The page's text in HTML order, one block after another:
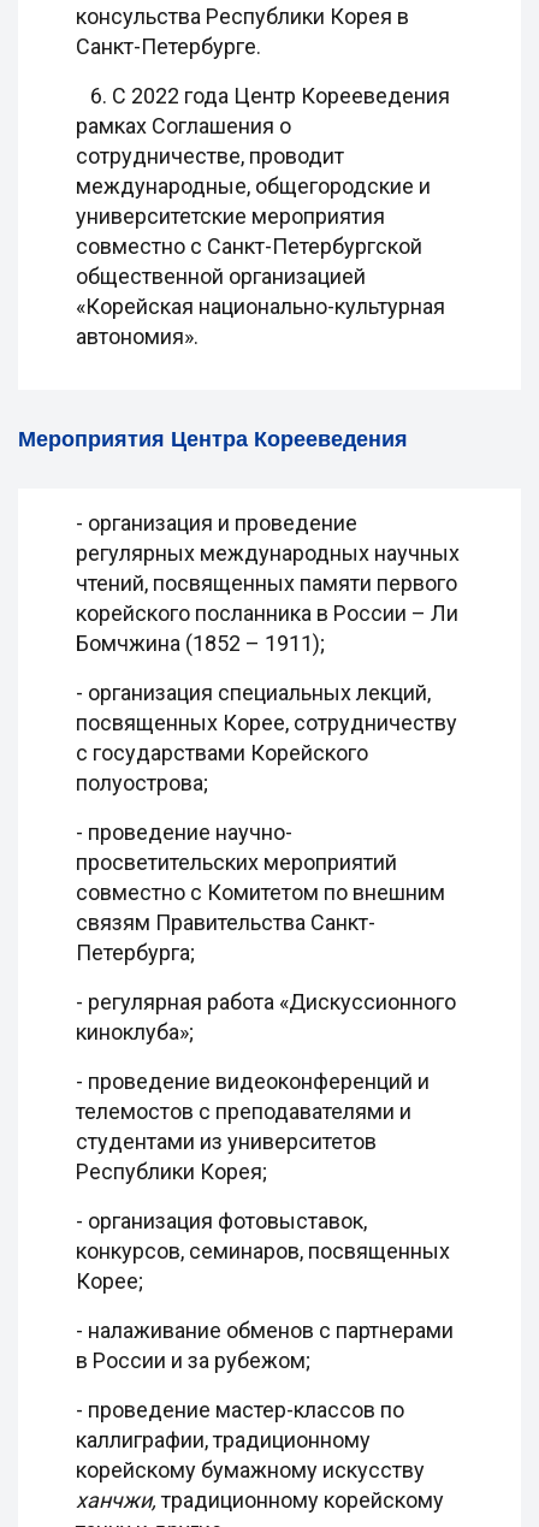
консульства Республики Корея в
Санкт-Петербурге.
6. С 2022 года Центр Корееведения
рамках Соглашения о
сотрудничестве, проводит
международные, общегородские и
университетские мероприятия
совместно с Санкт-Петербургской
общественной организацией
«Корейская национально-культурная
автономия».
Мероприятия Центра Корееведения
- организация и проведение
регулярных международных научных
чтений, посвященных памяти первого
корейского посланника в России – Ли
Бомчжина (1852 – 1911);
- организация специальных лекций,
посвященных Корее, сотрудничеству
с государствами Корейского
полуострова;
- проведение научно-
просветительских мероприятий
совместно с Комитетом по внешним
связям Правительства Санкт-
Петербурга;
- регулярная работа «Дискуссионного
киноклуба»;
- проведение видеоконференций и
телемостов с преподавателями и
студентами из университетов
Республики Корея;
- организация фотовыставок,
конкурсов, семинаров, посвященных
Корее;
- налаживание обменов с партнерами
в России и за рубежом;
- проведение мастер-классов по
каллиграфии, традиционному
корейскому бумажному искусству
ханчжи,традиционному корейскому